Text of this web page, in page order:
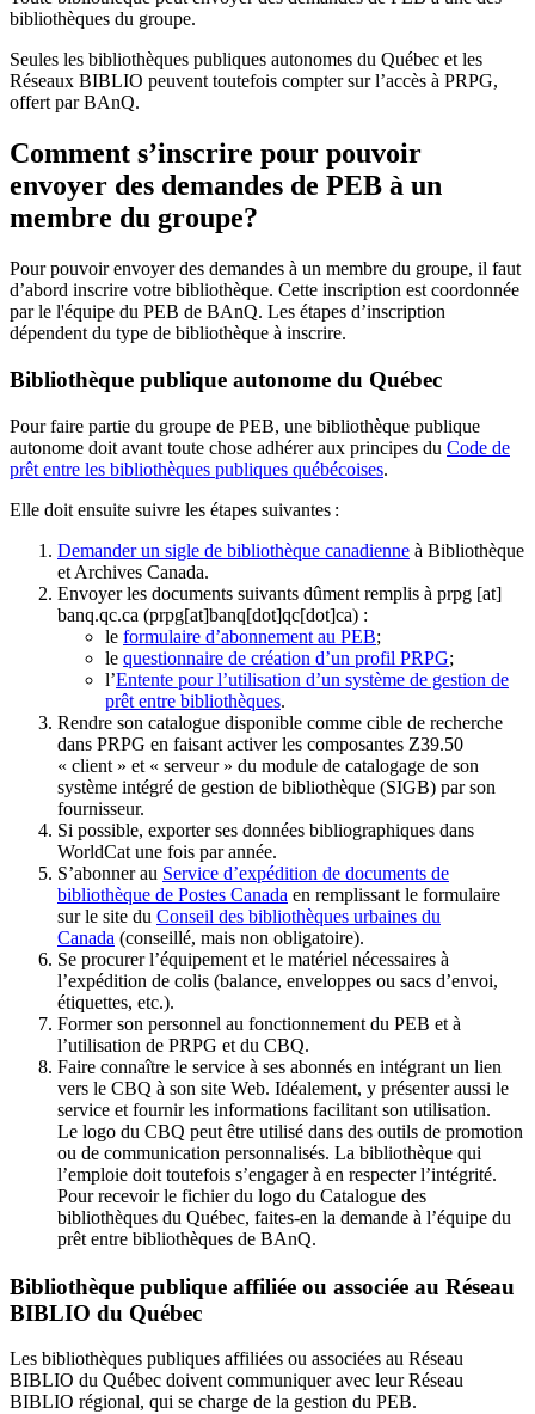
bibliothèques du groupe.
Seules les bibliothèques publiques autonomes du Québec et les
Réseaux BIBLIO peuvent toutefois compter sur l’accès à PRPG,
offert par BAnQ.
Comment s’inscrire pour pouvoir
envoyer des demandes de PEB à un
membre du groupe?
Pour pouvoir envoyer des demandes à un membre du groupe, il faut
d’abord inscrire votre bibliothèque. Cette inscription est coordonnée
par le l'équipe du PEB de BAnQ. Les étapes d’inscription
dépendent du type de bibliothèque à inscrire.
Bibliothèque publique autonome du Québec
Pour faire partie du groupe de PEB, une bibliothèque publique
autonome doit avant toute chose adhérer aux principes du Code de
prêt entre les bibliothèques publiques québécoises.
Elle doit ensuite suivre les étapes suivantes :
Demander un sigle de bibliothèque canadienne à Bibliothèque
et Archives Canada.
Envoyer les documents suivants dûment remplis à prpg [at]
banq.qc.ca (prpg[at]banq[dot]qc[dot]ca) :
le formulaire d’abonnement au PEB;
le questionnaire de création d’un profil PRPG;
l’Entente pour l’utilisation d’un système de gestion de
prêt entre bibliothèques.
Rendre son catalogue disponible comme cible de recherche
dans PRPG en faisant activer les composantes Z39.50
« client » et « serveur » du module de catalogage de son
système intégré de gestion de bibliothèque (SIGB) par son
fournisseur.
Si possible, exporter ses données bibliographiques dans
WorldCat une fois par année.
S’abonner au Service d’expédition de documents de
bibliothèque de Postes Canada en remplissant le formulaire
sur le site du Conseil des bibliothèques urbaines du
Canada (conseillé, mais non obligatoire).
Se procurer l’équipement et le matériel nécessaires à
l’expédition de colis (balance, enveloppes ou sacs d’envoi,
étiquettes, etc.).
Former son personnel au fonctionnement du PEB et à
l’utilisation de PRPG et du CBQ.
Faire connaître le service à ses abonnés en intégrant un lien
vers le CBQ à son site Web. Idéalement, y présenter aussi le
service et fournir les informations facilitant son utilisation.
Le logo du CBQ peut être utilisé dans des outils de promotion
ou de communication personnalisés. La bibliothèque qui
l’emploie doit toutefois s’engager à en respecter l’intégrité.
Pour recevoir le fichier du logo du Catalogue des
bibliothèques du Québec, faites-en la demande à l’équipe du
prêt entre bibliothèques de BAnQ.
Bibliothèque publique affiliée ou associée au Réseau
BIBLIO du Québec
Les bibliothèques publiques affiliées ou associées au Réseau
BIBLIO du Québec doivent communiquer avec leur Réseau
BIBLIO régional, qui se charge de la gestion du PEB.